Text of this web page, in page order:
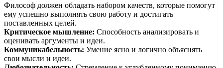
Философ должен обладать набором качеств, которые помогут
ему успешно выполнять свою работу и достигать
поставленных целей.
Критическое мышление: Способность анализировать и
оценивать аргументы и идеи.
Коммуникабельность: Умение ясно и логично объяснять
свои мысли и идеи.